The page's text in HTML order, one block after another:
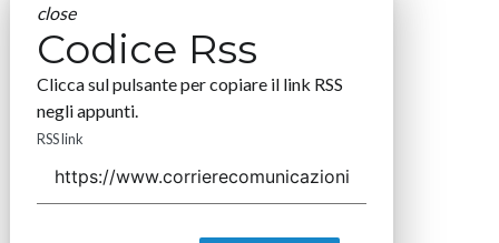
close
Codice Rss
Clicca sul pulsante per copiare il link RSS
negli appunti.
RSS link